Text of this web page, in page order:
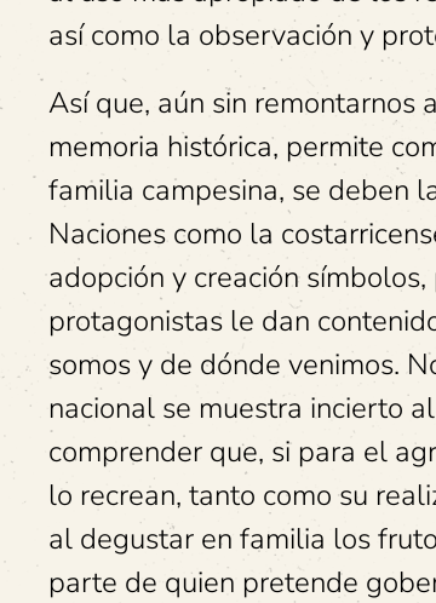
así como la observación y
Así que, aún sin remontarnos
memoria histórica, permite
familia campesina, se deben
Naciones como la
adopción y creación
protagonistas le dan
somos y de dónde venimos.
nacional se muestra incierto
comprender que, si para el
lo recrean, tanto como su
al degustar en familia los
parte de quien pretende